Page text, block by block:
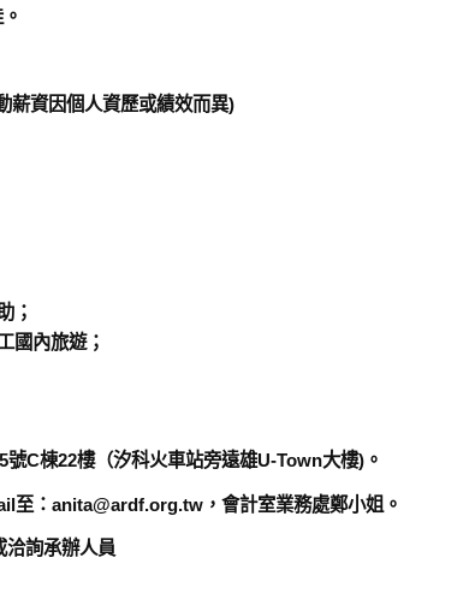
薪資因個人資歷或績效而異)
；
國內旅遊；
C棟22樓（汐科火車站旁遠雄U-Town大樓)。
至：anita@ardf.org.tw，會計室業務處鄭小姐。
洽詢承辦人員